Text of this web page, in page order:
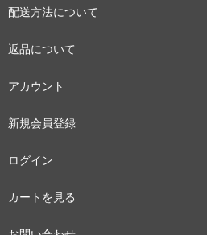
配送方法について
返品について
アカウント
新規会員登録
ログイン
カートを見る